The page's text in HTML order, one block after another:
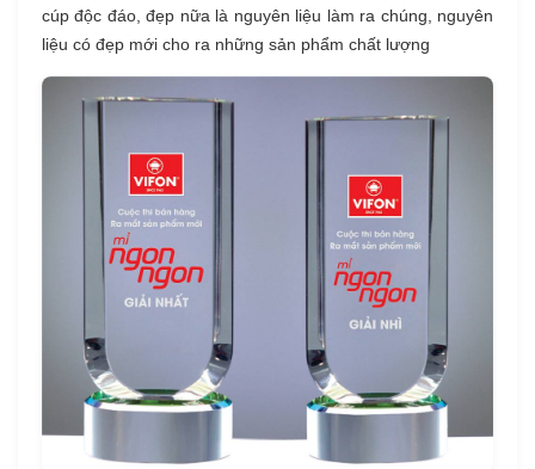
cúp độc đáo, đẹp nữa là nguyên liệu làm ra chúng, nguyên
liệu có đẹp mới cho ra những sản phẩm chất lượng